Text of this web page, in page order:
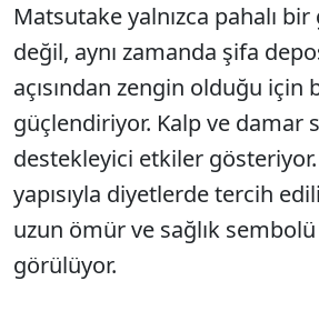
Matsutake yalnızca pahalı
değil, aynı zamanda şifa
açısından zengin olduğu için
güçlendiriyor. Kalp ve damar
destekleyici etkiler
yapısıyla diyetlerde tercih
uzun ömür ve sağlık
görülüyor.